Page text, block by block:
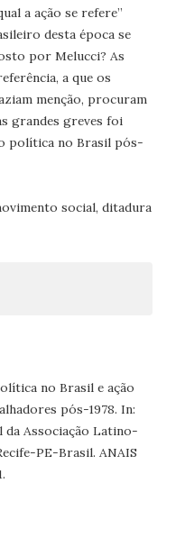
a ação se refere”
desta época se
por Melucci? As
a que os
menção, procuram
grandes greves foi
política no Brasil pós-
social, ditadura
no Brasil e ação
pós-1978. In:
Associação Latino-
PE-Brasil. ANAIS